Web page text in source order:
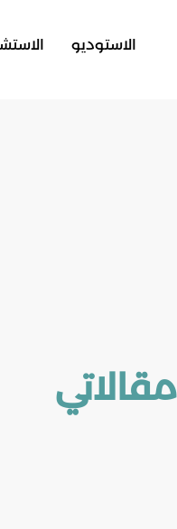
الاستوديو
مقالاتي